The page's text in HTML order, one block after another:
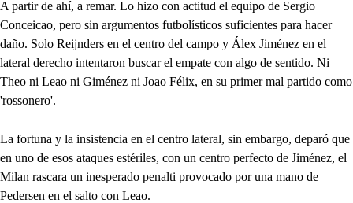
A partir de ahí, a remar. Lo hizo con actitud el equipo de Sergio
Conceicao, pero sin argumentos futbolísticos suficientes para hacer
daño. Solo Reijnders en el centro del campo y Álex Jiménez en el
lateral derecho intentaron buscar el empate con algo de sentido. Ni
Theo ni Leao ni Giménez ni Joao Félix, en su primer mal partido como
'rossonero'.
La fortuna y la insistencia en el centro lateral, sin embargo, deparó que
en uno de esos ataques estériles, con un centro perfecto de Jiménez, el
Milan rascara un inesperado penalti provocado por una mano de
Pedersen en el salto con Leao.